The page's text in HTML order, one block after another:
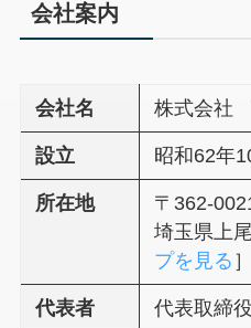
会社案内
会社名 株式会社
設立 昭和62年
所在地
〒362-
埼玉県上
プを見る ］
代表者 代表取締